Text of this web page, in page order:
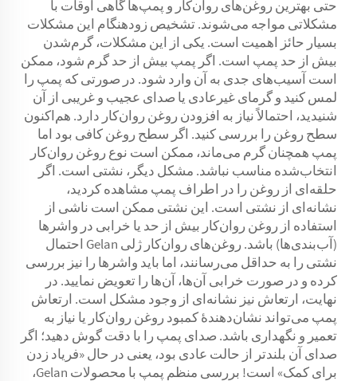
حتی بهترین روغن‌های روان‌کار و پمپ‌ها گاهی اوقات با
مشکلاتی مواجه می‌شوند. تشخیص زودهنگام این مشکلات
بسیار حائز اهمیت است. یکی از این مشکلات، گرم‌شدن
بیش از حد پمپ است. اگر پمپ بیش از حد گرم شود، ممکن
است آسیب‌های جدی به آن وارد شود. در صورتی که پمپ را
لمس کنید و گرمای غیرعادی یا صدای عجیب و غریبی از آن
شنیدید، احتمالاً نیاز به افزودن روغن روان‌کار دارد. هم‌اکنون
سطح روغن را بررسی کنید. اگر سطح روغن کافی بود اما
پمپ همچنان گرم می‌ماند، ممکن است نوع روغن روان‌کار
انتخاب‌شده مناسب نباشد. مشکل دیگر، نشتی است. اگر
حلقه‌ای از روغن را در اطراف پمپ مشاهده کردید،
نشانه‌ای از نشتی است. این نشتی ممکن است ناشی از
استفاده از روغن روان‌کار بیش از حد یا خرابی در واشرها
(آب‌بندی‌ها) باشد. روغن‌های روان‌کار ژلی Gelan احتمال
نشتی را به حداقل می‌رسانند، اما باید واشرها را نیز بررسی
کرده و در صورت خرابی آن‌ها، آن‌ها را تعویض نمایید. در
نهایت، ارتعاش نیز نشانه‌ای از وجود مشکل است. ارتعاش
پمپ می‌تواند نشان‌دهندهٔ کمبود روغن روان‌کار یا نیاز به
تعمیر و نگهداری باشد. صدای پمپ را با دقت گوش دهید؛ اگر
صدای آن بلندتر از حالت عادی بود، یعنی در حال «فریاد زدن
برای کمک» است! بررسی منظم پمپ با محصولات Gelan،